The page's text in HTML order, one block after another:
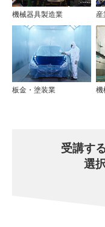
機械器具製造業 産
板金・塗装業 機
受講す
選